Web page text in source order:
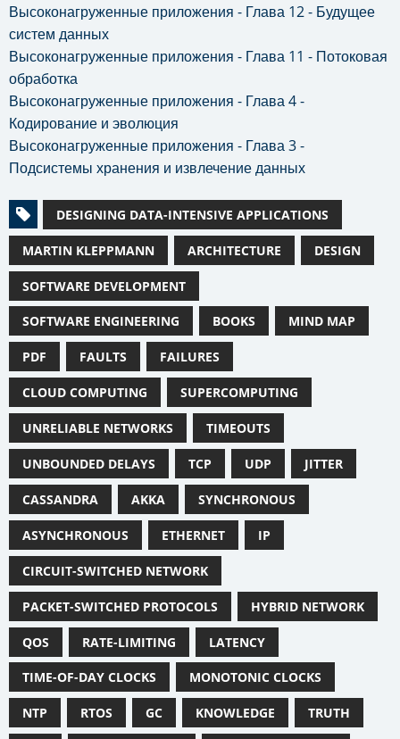
Высоконагруженные приложения - Глава 12 - Будущее
систем данных
Высоконагруженные приложения - Глава 11 - Потоковая
обработка
Высоконагруженные приложения - Глава 4 -
Кодирование и эволюция
Высоконагруженные приложения - Глава 3 -
Подсистемы хранения и извлечение данных
DESIGNING DATA-INTENSIVE APPLICATIONS
MARTIN KLEPPMANN ARCHITECTURE DESIGN
SOFTWARE DEVELOPMENT
SOFTWARE ENGINEERING BOOKS MIND MAP
PDF FAULTS FAILURES
CLOUD COMPUTING SUPERCOMPUTING
UNRELIABLE NETWORKS TIMEOUTS
UNBOUNDED DELAYS TCP UDP JITTER
CASSANDRA AKKA SYNCHRONOUS
ASYNCHRONOUS ETHERNET IP
CIRCUIT-SWITCHED NETWORK
PACKET-SWITCHED PROTOCOLS HYBRID NETWORK
QOS RATE-LIMITING LATENCY
TIME-OF-DAY CLOCKS MONOTONIC CLOCKS
NTP RTOS GC KNOWLEDGE TRUTH